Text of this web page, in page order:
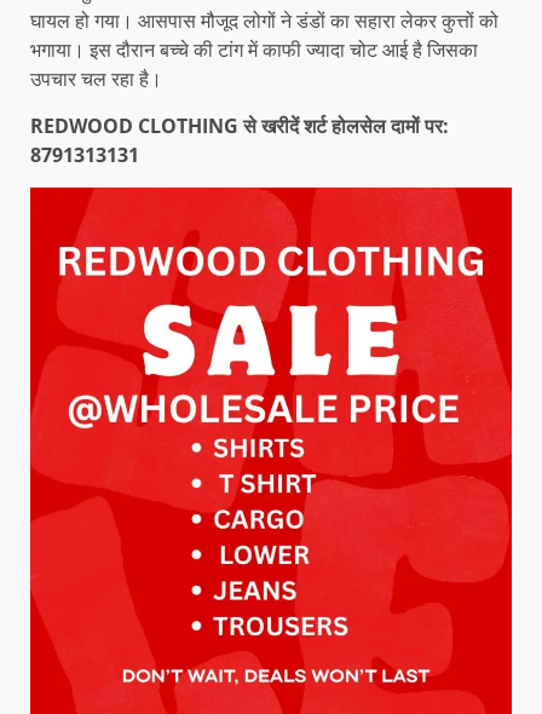
घायल हो गया। आसपास मौजूद लोगों ने डंडों का सहारा लेकर कुत्तों को
भगाया। इस दौरान बच्चे की टांग में काफी ज्यादा चोट आई है जिसका
उपचार चल रहा है।
REDWOOD CLOTHING से खरीदें शर्ट होलसेल दामों पर:
8791313131